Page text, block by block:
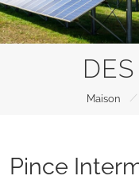
Maison /
Pince